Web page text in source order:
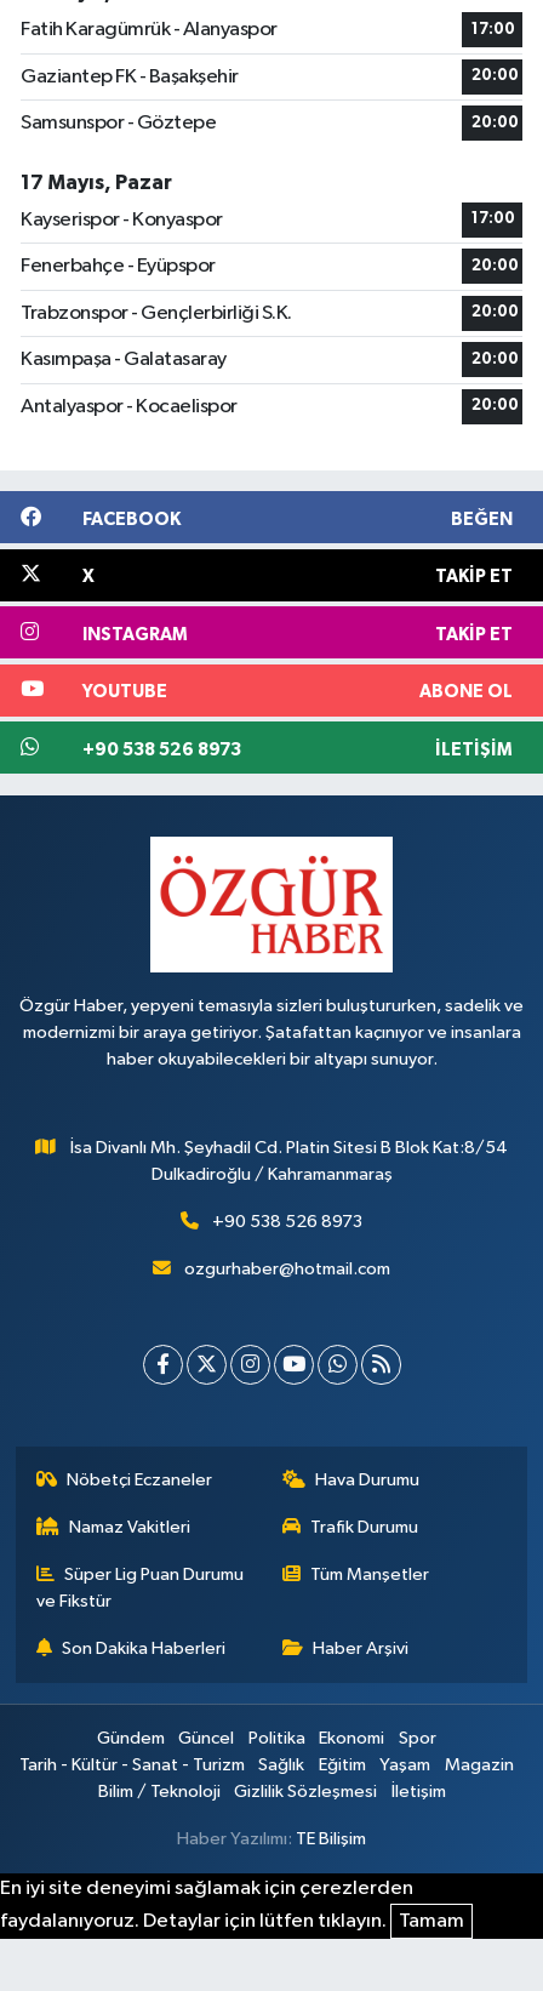
Fatih Karagümrük - Alanyaspor
17:00
Gaziantep FK - Başakşehir 20:00
Samsunspor - Göztepe 20:00
17 Mayıs, Pazar
Kayserispor - Konyaspor
17:00
Fenerbahçe - Eyüpspor 20:00
Trabzonspor - Gençlerbirliği S.K. 20:00
Kasımpaşa - Galatasaray 20:00
Antalyaspor - Kocaelispor 20:00
FACEBOOK BEĞEN
X TAKIP ET
INSTAGRAM TAKIP ET
YOUTUBE ABONE OL
+90 538 526 8973 İLETIŞIM
Özgür Haber, yepyeni temasıyla sizleri buluştururken, sadelik ve
modernizmi bir araya getiriyor. Şatafattan kaçınıyor ve insanlara
haber okuyabilecekleri bir altyapı sunuyor.
İsa Divanlı Mh. Şeyhadil Cd. Platin Sitesi B Blok Kat:8/54
Dulkadiroğlu / Kahramanmaraş
+90 538 526 8973
ozgurhaber@hotmail.com
Nöbetçi Eczaneler Hava Durumu
Namaz Vakitleri Trafik Durumu
Süper Lig Puan Durumu
ve Fikstür
Tüm Manşetler
Son Dakika Haberleri Haber Arşivi
Gündem Güncel Politika Ekonomi
Spor
Tarih - Kültür - Sanat - Turizm
Sağlık Eğitim Yaşam
Magazin
Bilim / Teknoloji
Gizlilik Sözleşmesi İletişim
Haber Yazılımı: TE Bilişim
En iyi site deneyimi sağlamak için çerezlerden
faydalanıyoruz. Detaylar için lütfen tıklayın.
Tamam